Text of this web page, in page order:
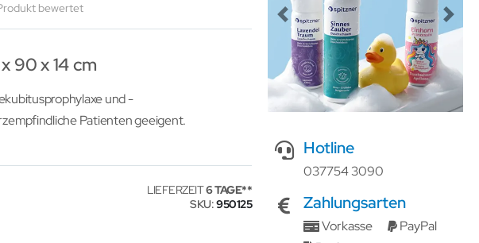
bewertet
90 x 14 cm
und -
Patienten geeigent.
LIEFERZEIT6 TAGE
SKU 950125
Previous Next
Hotline
037754 3090
Zahlungsarten
Vorkasse
PayPal